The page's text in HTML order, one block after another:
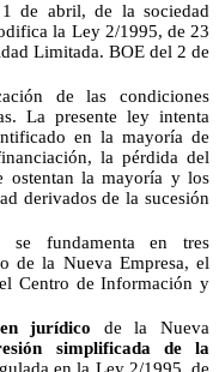
de abril, de la sociedad
la Ley 2/1995, de 23
Limitada. BOE del 2 de
de las condiciones
La presente ley intenta
en la mayoría de
la pérdida del
ostentan la mayoría y los
derivados de la sucesión
se fundamenta en tres
de la Nueva Empresa, el
Centro de Información y
jurídico de la Nueva
simplificada de la